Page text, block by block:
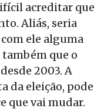
acreditar que
Aliás, seria
ele alguma
que o
2003. A
da eleição, pode
que vai mudar.